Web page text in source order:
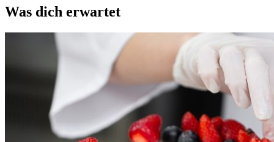
Was dich erwartet